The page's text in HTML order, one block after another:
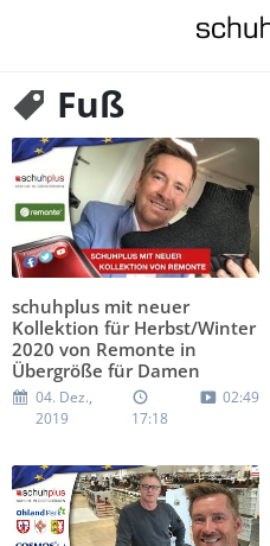
Fuß
schuhplus mit neuer
Kollektion für Herbst/Winter
2020 von Remonte in
Übergröße für Damen
04. Dez.,
2019
17:18
02:49